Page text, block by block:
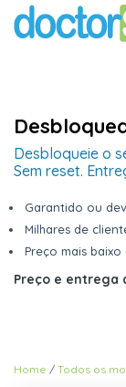
Desbloqueie o
Sem reset.
Garantido ou
Milhares de
Preço mais
Preço e entrega
Home Todos os